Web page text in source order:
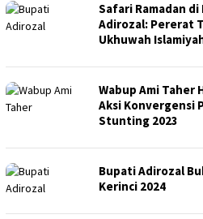
Safari Ramadan
Adirozal: Pererat
Ukhuwah
Wabup Ami Taher
Aksi Konvergensi
Stunting 2023
Bupati Adirozal
Kerinci 2024